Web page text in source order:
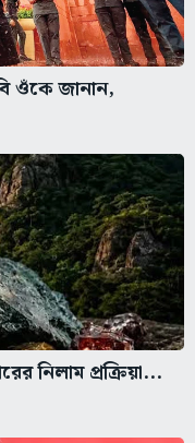
ওঁকে জানান,
নিলাম প্রক্রিয়া...